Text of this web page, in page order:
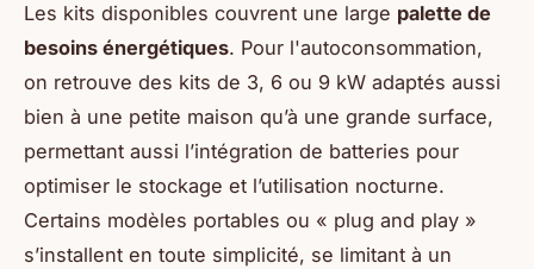
Les kits disponibles couvrent une large palette de
besoins énergétiques. Pour l'autoconsommation,
on retrouve des kits de 3, 6 ou 9 kW adaptés aussi
bien à une petite maison qu’à une grande surface,
permettant aussi l’intégration de batteries pour
optimiser le stockage et l’utilisation nocturne.
Certains modèles portables ou « plug and play »
s’installent en toute simplicité, se limitant à un